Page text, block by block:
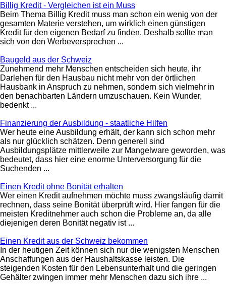
Billig Kredit - Vergleichen ist ein Muss
Beim Thema Billig Kredit muss man schon ein wenig von der
gesamten Materie verstehen, um wirklich einen günstigen
Kredit für den eigenen Bedarf zu finden. Deshalb sollte man
sich von den Werbeversprechen ...
Baugeld aus der Schweiz
Zunehmend mehr Menschen entscheiden sich heute, ihr
Darlehen für den Hausbau nicht mehr von der örtlichen
Hausbank in Anspruch zu nehmen, sondern sich vielmehr in
den benachbarten Ländern umzuschauen. Kein Wunder,
bedenkt ...
Finanzierung der Ausbildung - staatliche Hilfen
Wer heute eine Ausbildung erhält, der kann sich schon mehr
als nur glücklich schätzen. Denn generell sind
Ausbildungsplätze mittlerweile zur Mangelware geworden, was
bedeutet, dass hier eine enorme Unterversorgung für die
Suchenden ...
Einen Kredit ohne Bonität erhalten
Wer einen Kredit aufnehmen möchte muss zwangsläufig damit
rechnen, dass seine Bonität überprüft wird. Hier fangen für die
meisten Kreditnehmer auch schon die Probleme an, da alle
diejenigen deren Bonität negativ ist ...
Einen Kredit aus der Schweiz bekommen
In der heutigen Zeit können sich nur die wenigsten Menschen
Anschaffungen aus der Haushaltskasse leisten. Die
steigenden Kosten für den Lebensunterhalt und die geringen
Gehälter zwingen immer mehr Menschen dazu sich ihre ...